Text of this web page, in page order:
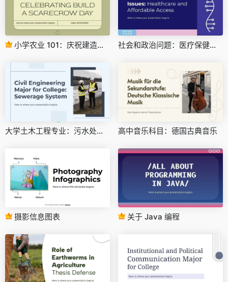
小学农业 101：庆祝建造稻草人日 社会和政治问题：医疗保健和负担得起的可及性
大学土木工程专业：污水处理系统 高中音乐科目：德国古典音乐
摄影信息图表 关于 Java 编程